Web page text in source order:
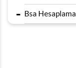
- Bsa Hesaplama